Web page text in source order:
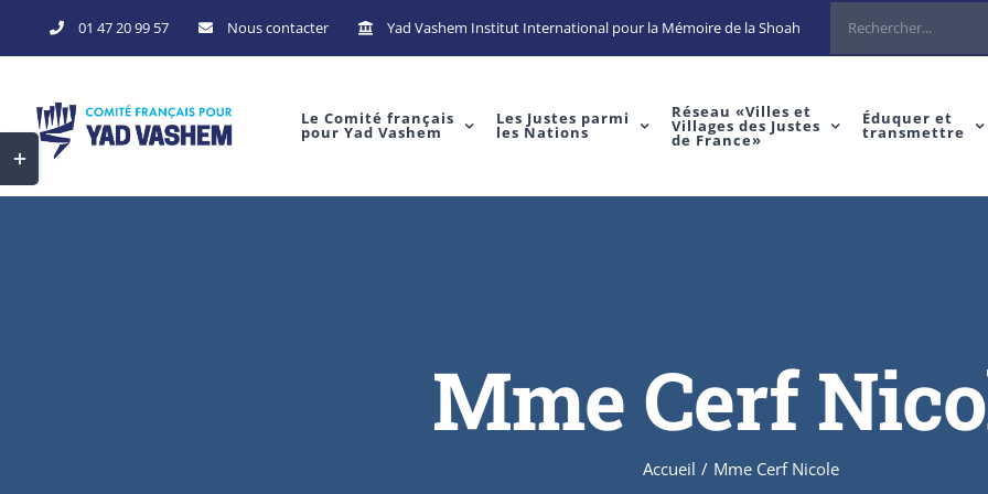
to
01 47 20 99 57 Nous contacter Yad Vashem Institut International pour la Mémoire de la Shoah Rechercher
Le Comité français
pour Yad Vashem
Les Justes parmi
les Nations
Réseau «Villes et
Villages des Justes
de France»
Éduquer et
transmettre
Mme Cerf
Accueil / Mme Cerf Nicole
Toggle
Sliding